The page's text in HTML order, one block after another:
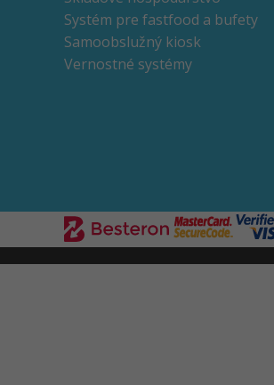
Systém pre fastfood a bufety
Samoobslužný kiosk
Vernostné systémy